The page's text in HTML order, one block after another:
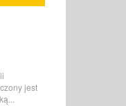
jest